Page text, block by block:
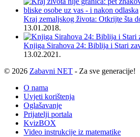
Kraj zemaljskog života: Otkrijte šta
13.01.2018.
Knjiga Sirahova 24: Biblija i Stari
13.02.2021.
© 2026 Zabavni NET - Za sve generacije!
O nama
Uvjeti korištenja
Oglašavanje
Prijatelji portala
KvizBOX
Video instrukcije iz matematike